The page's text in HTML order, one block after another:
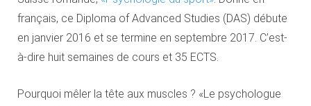
français, ce Diploma of Advanced Studies (DAS) débute
en janvier 2016 et se termine en septembre 2017. C’est-
à-dire huit semaines de cours et 35 ECTS.
Pourquoi mêler la tête aux muscles ? «Le psychologue